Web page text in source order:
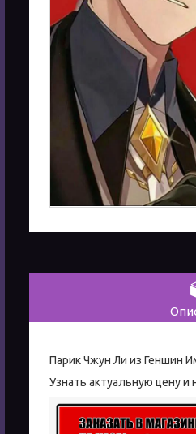
Парик Чжун Ли из Геншин
Узнать актуальную цену и